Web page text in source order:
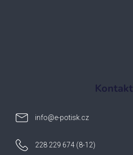
Kontakt
info@e-potisk.cz
228 229 674 (8-12)